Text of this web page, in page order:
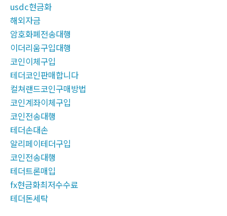
usdc현금화
해외자금
암호화폐전송대행
이더리움구입대행
코인이체구입
테더코인판매합니다
컬쳐랜드코인구매방법
코인계좌이체구입
코인전송대행
테더손대손
알리페이테더구입
코인전송대행
테더트론매입
fx현금화최저수수료
테더돈세탁